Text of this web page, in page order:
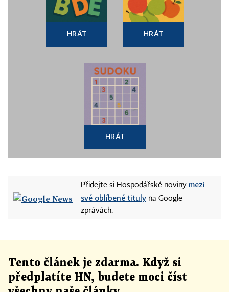
HRÁT HRÁT
HRÁT
Přidejte si Hospodářské noviny mezi
své oblíbené tituly na Google
zprávách.
Tento článek je zdarma. Když si
předplatíte HN, budete moci číst